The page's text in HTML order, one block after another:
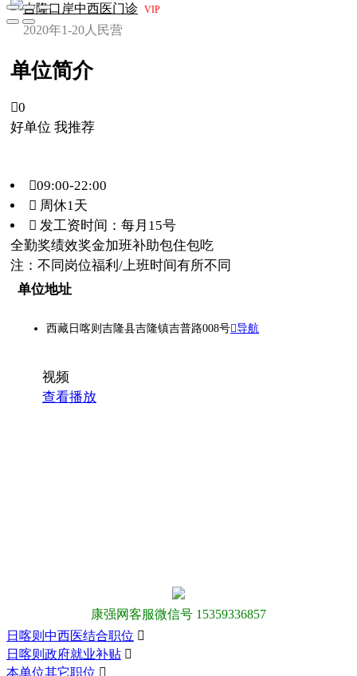
吉隆口岸中西医门诊 VIP
2020年1-20人 民营
单位简介
0
好单位 我推荐
09:00-22:00
 周休1天
 发工资时间：每月15号
全勤奖绩效奖金加班补助包住包吃
注：不同岗位福利/上班时间有所不同
单位地址
西藏日喀则吉隆县吉隆镇吉普路008号导航
视频
查看播放
康强网客服微信号 15359336857
日喀则中西医结合职位 
日喀则政府就业补贴 
本单位其它职位 